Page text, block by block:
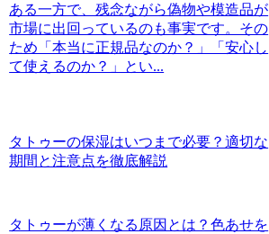
ある一方で、残念ながら偽物や模造品が
市場に出回っているのも事実です。その
ため「本当に正規品なのか？」「安心し
て使えるのか？」とい...
タトゥーの保湿はいつまで必要？適切な
期間と注意点を徹底解説
タトゥーが薄くなる原因とは？色あせを